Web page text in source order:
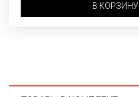
В КОРЗИНУ